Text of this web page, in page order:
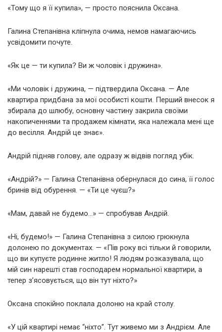
«Тому що я її купила», — просто пояснила Оксана.
Галина Степанівна кліпнула очима, немов намагаючись
усвідомити почуте.
«Як це — ти купила? Ви ж чоловік і дружина».
«Ми чоловік і дружина, — підтвердила Оксана. — Але
квартира придбана за мої особисті кошти. Перший внесок я
збирала до шлюбу, основну частину закрила своїми
накопиченнями та продажем кімнати, яка належала мені ще
до весілля. Андрій це знає».
Андрій підняв голову, але одразу ж відвів погляд убік.
«Андрій?» — Галина Степанівна обернулася до сина, її голос
бринів від обурення. — «Ти це чуєш?»
«Мам, давай не будемо…» — спробував Андрій.
«Ні, будемо!» — Галина Степанівна з силою грюкнула
долонею по документах. — «Пів року всі тільки й говорили,
що ви купуєте родинне житло! Я людям розказувала, що
мій син нарешті став господарем нормальної квартири, а
тепер з’ясовується, що він тут ніхто?»
Оксана спокійно поклала долоню на край столу.
«У цій квартирі немає “ніхто”. Тут живемо ми з Андрієм. Але